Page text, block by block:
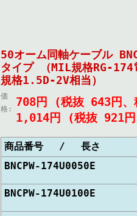
50オーム同軸ケーブル
タイプ （MIL規格RG-
規格1.5D-2V相当）
価
格:
708円 (税抜 643円
1,014円 (税抜 921
商品番号 / 長さ
BNCPW-174U0050E
BNCPW-174U0100E